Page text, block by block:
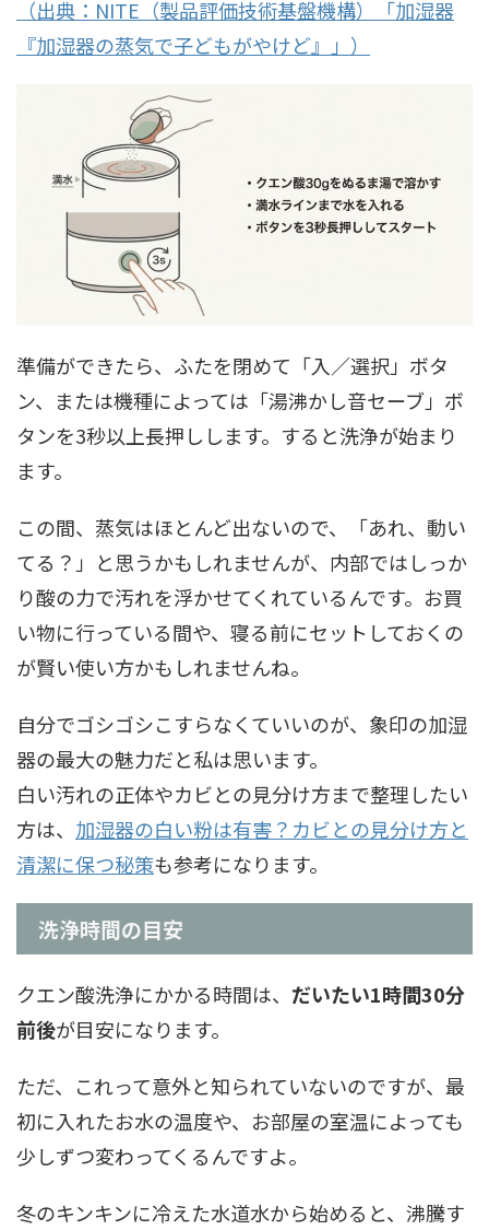
（出典：NITE（製品評価技術基盤機構）「加湿器
『加湿器の蒸気で子どもがやけど』」）
準備ができたら、ふたを閉めて「入／選択」ボタ
ン、または機種によっては「湯沸かし音セーブ」ボ
タンを3秒以上長押しします。すると洗浄が始まり
ます。
この間、蒸気はほとんど出ないので、「あれ、動い
てる？」と思うかもしれませんが、内部ではしっか
り酸の力で汚れを浮かせてくれているんです。お買
い物に行っている間や、寝る前にセットしておくの
が賢い使い方かもしれませんね。
自分でゴシゴシこすらなくていいのが、象印の加湿
器の最大の魅力だと私は思います。
白い汚れの正体やカビとの見分け方まで整理したい
方は、 加湿器の白い粉は有害？カビとの見分け方と
清潔に保つ秘策も参考になります。
洗浄時間の目安
クエン酸洗浄にかかる時間は、 だいたい1時間30分
前後が目安になります。
ただ、これって意外と知られていないのですが、最
初に入れたお水の温度や、お部屋の室温によっても
少しずつ変わってくるんですよ。
冬のキンキンに冷えた水道水から始めると、沸騰す